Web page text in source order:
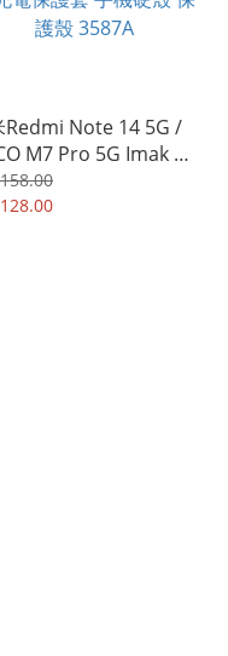
Redmi Note 14 5G /
M7 Pro 5G Imak 巧
護套 TPU軟套+PET
+磁鐵 磁吸無線充電